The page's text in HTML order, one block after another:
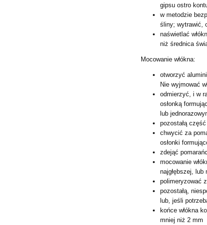
gipsu ostro
w metodzie
śliny;wytrawić,
naświetlać
niż średnica
Mocowanie włókna:
otworzyć
Nie wyjmować
odmierzyć, i w
osłonką
lub
pozostałą
chwycić za
osłonki
zdejąć
mocowanie
najgłębszej,
polimeryzować
pozostałą,
lub, jeśli
końce włókna
mniej niż 2 mm